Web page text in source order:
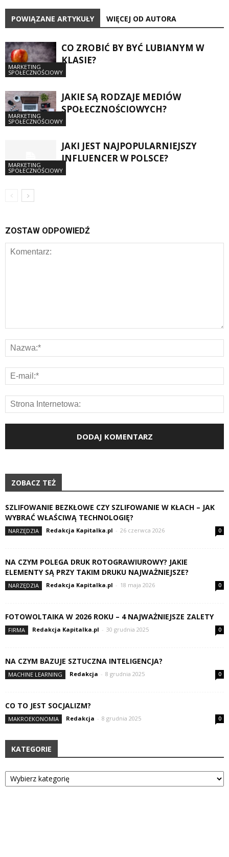
POWIĄZANE ARTYKUŁY WIĘCEJ OD AUTORA
MARKETING
SPOŁECZNOŚCIOWY
CO ZROBIĆ BY BYĆ LUBIANYM W
KLASIE?
MARKETING
SPOŁECZNOŚCIOWY
JAKIE SĄ RODZAJE MEDIÓW
SPOŁECZNOŚCIOWYCH?
MARKETING
SPOŁECZNOŚCIOWY
JAKI JEST NAJPOPULARNIEJSZY
INFLUENCER W POLSCE?
ZOSTAW ODPOWIEDŹ
ZOBACZ TEŻ
SZLIFOWANIE BEZKŁOWE CZY SZLIFOWANIE W KŁACH – JAK
WYBRAĆ WŁAŚCIWĄ TECHNOLOGIĘ?
NARZĘDZIA Redakcja Kapitalka.pl - 26 czerwca 2026 0
NA CZYM POLEGA DRUK ROTOGRAWIUROWY? JAKIE
ELEMENTY SĄ PRZY TAKIM DRUKU NAJWAŻNIEJSZE?
NARZĘDZIA Redakcja Kapitalka.pl - 18 maja 2026 0
FOTOWOLTAIKA W 2026 ROKU – 4 NAJWAŻNIEJSZE ZALETY
FIRMA Redakcja Kapitalka.pl - 30 grudnia 2025 0
NA CZYM BAZUJE SZTUCZNA INTELIGENCJA?
MACHINE LEARNING Redakcja - 8 grudnia 2025 0
CO TO JEST SOCJALIZM?
MAKROEKONOMIA Redakcja - 8 grudnia 2025 0
KATEGORIE
Kategorie